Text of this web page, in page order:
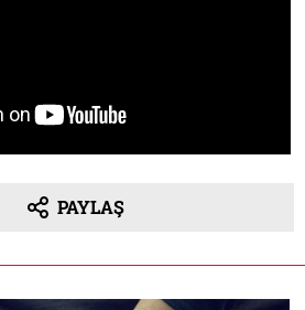
PAYLAŞ